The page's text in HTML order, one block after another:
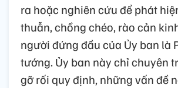
ra hoặc nghiên cứu để phát
thuẫn, chồng chéo, rào cản
người đứng đầu của Ủy ban là
tướng. Ủy ban này chỉ chuyên
gỡ rối quy định, những vấn đề